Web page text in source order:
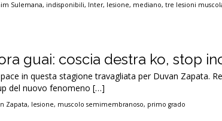
Sulemana, indisponibili, Inter, lesione, mediano,tre lesioni
guai: coscia destra ko, stop
in questa stagione travagliata per Duvan Zapata.
del nuovo fenomeno […]
Zapata, lesione, muscolo semimembranoso, primo grado